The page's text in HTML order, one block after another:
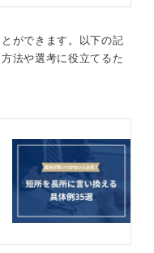
、備品の発注漏れや
りかけた経験を具体
でいる姿勢」を面接
たのかを具体的に説
理アプリを導入
ができます。以下の記
法や選考に役立てるた